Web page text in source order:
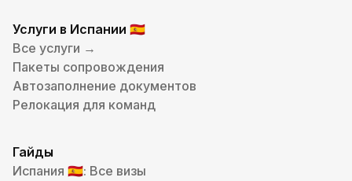
Услуги в Испании 🇪🇸
Все услуги →
Пакеты сопровождения
Автозаполнение документов
Релокация для команд
Гайды
Испания 🇪🇸: Все визы